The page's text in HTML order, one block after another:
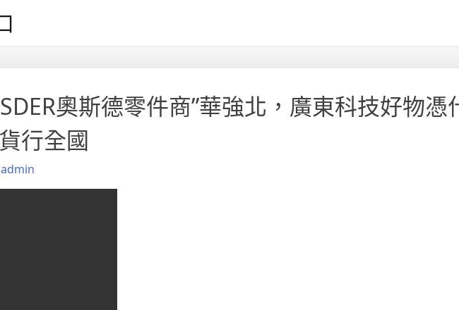
奧斯德零件商”華強北，廣東科技好物憑
行全國
admin